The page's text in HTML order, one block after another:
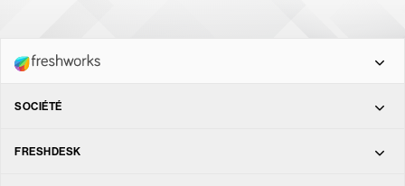
Freshdesk Omni
Freshdesk
SOCIÉTÉ
À propos
FRESHDESK